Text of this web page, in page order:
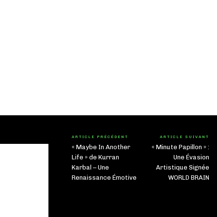
ARTICLE PRÉCÉDENT
« Maybe In Another
Life » de Kurran
Karbal – Une
Renaissance Émotive
ARTICLE SUIVANT
« Minute Papillon » :
Une Évasion
Artistique Signée
WORLD BRAIN